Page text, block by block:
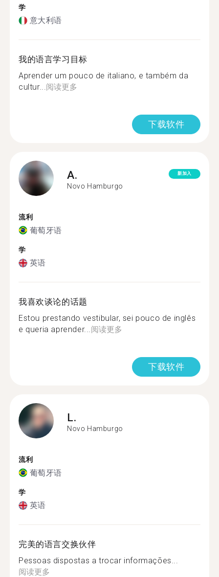
学
意大利语
我的语言学习目标
Aprender um pouco de italiano, e também da
cultur...阅读更多
下载软件
A.
Novo Hamburgo
新加入
流利
葡萄牙语
学
英语
我喜欢谈论的话题
Estou prestando vestibular, sei pouco de inglês
e queria aprender...阅读更多
下载软件
L.
Novo Hamburgo
流利
葡萄牙语
学
英语
完美的语言交换伙伴
Pessoas dispostas a trocar informações...
阅读更多